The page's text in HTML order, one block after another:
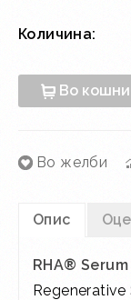
Количина:
Во
Во желби
Опис
RHA® Serum